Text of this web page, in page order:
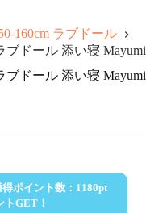
160cm ラブドール
ブドール 添い寝 Mayumi
ブドール 添い寝 Mayumi
ポイント数： 1180pt
GET！